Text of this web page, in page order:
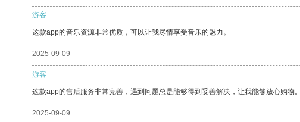
游客
这款app的音乐资源非常优质，可以让我尽情享受音乐的魅力。
2025-09-09
游客
这款app的售后服务非常完善，遇到问题总是能够得到妥善解决，让我能够放心购物。
2025-09-09